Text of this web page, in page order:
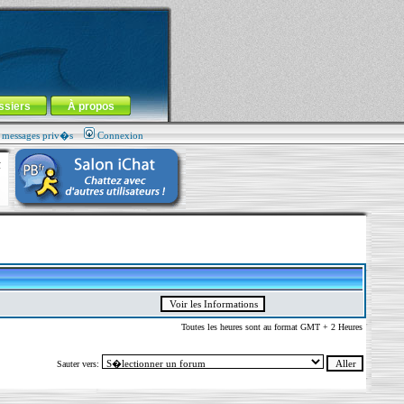
À propos
priv�s Connexion
Toutes les heures sont au format GMT + 2 Heures
Sauter vers: